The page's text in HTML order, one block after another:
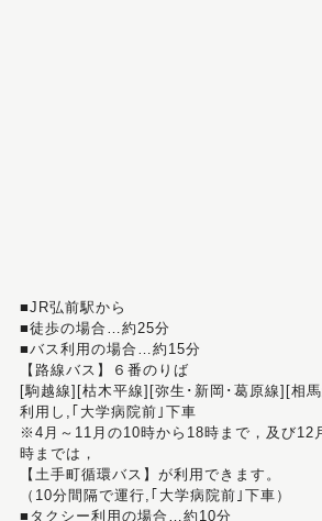
■JR弘前駅から
■徒歩の場合…約25分
■バス利用の場合…約15分
【路線バス】６番のりば
[駒越線][枯木平線][弥生･新岡･葛原線][相
利用し,｢大学病院前｣下車
※4月～11月の10時から18時まで，及び12
時までは，
【土手町循環バス】が利用できます。
（10分間隔で運行,｢大学病院前｣下車）
■タクシー利用の場合…約10分